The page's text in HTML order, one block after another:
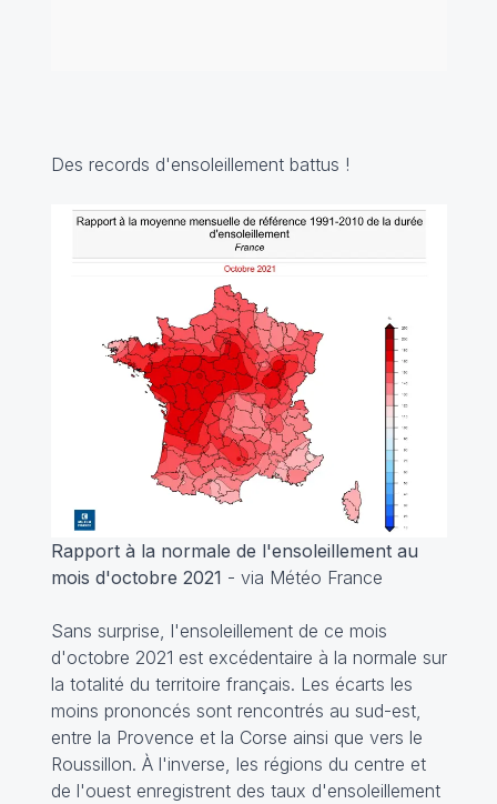
Des records d'ensoleillement battus !
Rapport à la normale de l'ensoleillement au
mois d'octobre 2021 - via Météo France
Sans surprise, l'ensoleillement de ce mois
d'octobre 2021 est excédentaire à la normale sur
la totalité du territoire français. Les écarts les
moins prononcés sont rencontrés au sud-est,
entre la Provence et la Corse ainsi que vers le
Roussillon. À l'inverse, les régions du centre et
de l'ouest enregistrent des taux d'ensoleillement